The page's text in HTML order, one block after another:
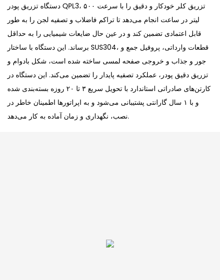
دستگاه تزریق پودر QPL3، تزریق کلر خودکار و دقیق را با سرعت ۵۰۰
لیتر در ساعت انجام می‌دهد تا تراکم فاضلاب و تصفیه لجن را به طور
قابل اعتمادی تضمین کند و در عین حال ضایعات شیمیایی را به حداقل
برساند. این دستگاه با ساختار SUS304، قطعات وارداتی، پروفیل جمع و
جور و جذاب و خروجی صفحه لمسی ساخته شده است، شکل بادوام و
تزریق دقیق پودر، عملکرد تصفیه پایدار را تضمین می‌کند. این دستگاه در
کارتن‌های صادراتی استاندارد با تحویل سریع ۳ تا ۲۰ روزه بسته‌بندی شده
و با ۱ سال گارانتی پشتیبانی می‌شود و به اپراتورها اطمینان خاطر در
نصب، نگهداری و زمان آماده به کار می‌دهد.